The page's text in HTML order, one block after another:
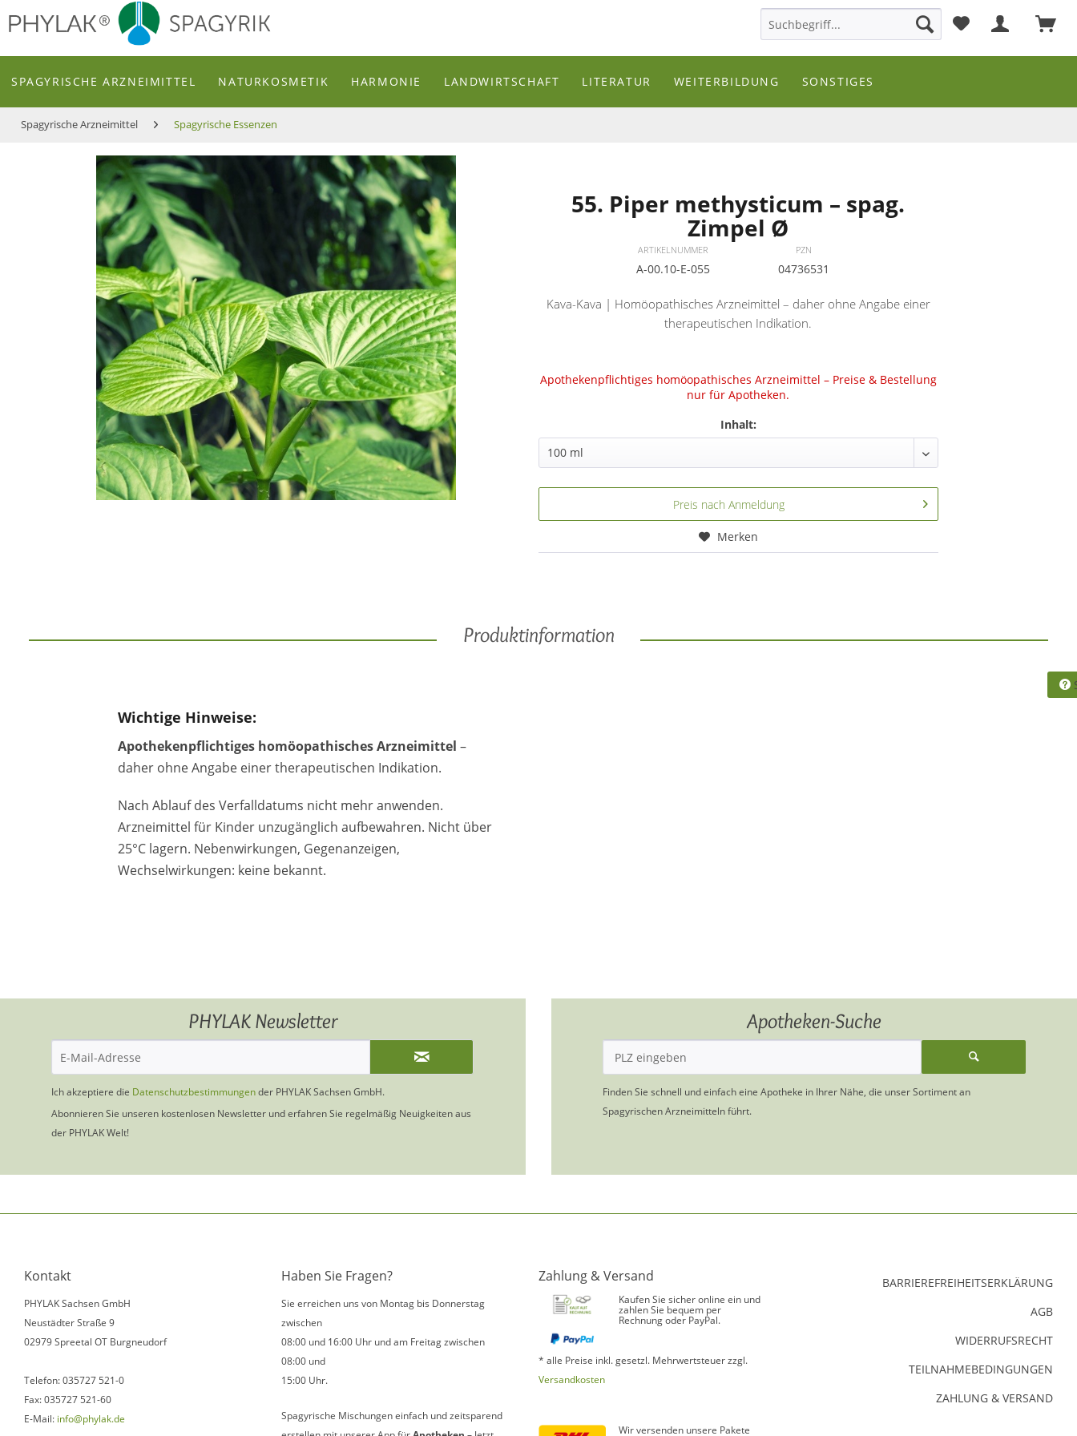
zum Inhalt
SPAGYRISCHE ARZNEIMITTEL NATURKOSMETIK HARMONIE LANDWIRTSCHAFT LITERATUR WEITERBILDUNG SONSTIGES
Spagyrische Arzneimittel Spagyrische Essenzen
55. Piper methysticum – spag.
Zimpel Ø
ARTIKELNUMMER
A-00.10-E-055
PZN
04736531
Kava-Kava | Homöopathisches Arzneimittel – daher ohne Angabe einer
therapeutischen Indikation.
Apothekenpflichtiges homöopathisches Arzneimittel – Preise & Bestellung
nur für Apotheken.
Inhalt:
Preis nach Anmeldung
Merken
Produktinformation
Wichtige Hinweise:
Apothekenpflichtiges homöopathisches Arzneimittel –
daher ohne Angabe einer therapeutischen Indikation.
Nach Ablauf des Verfalldatums nicht mehr anwenden.
Arzneimittel für Kinder unzugänglich aufbewahren. Nicht über
25°C lagern. Nebenwirkungen, Gegenanzeigen,
Wechselwirkungen: keine bekannt.
PHYLAK Newsletter
Ich akzeptiere die Datenschutzbestimmungender PHYLAK Sachsen GmbH.
Abonnieren Sie unseren kostenlosen Newsletter und erfahren Sie regelmäßig Neuigkeiten aus
der PHYLAK Welt!
Apotheken-Suche
Finden Sie schnell und einfach eine Apotheke in Ihrer Nähe, die unser Sortiment an
Spagyrischen Arzneimitteln führt.
Kontakt
PHYLAK Sachsen GmbH
Neustädter Straße 9
02979 Spreetal OT Burgneudorf
Telefon: 035727 521-0
Fax: 035727 521-60
E-Mail: info@phylak.de
Haben Sie Fragen?
Sie erreichen uns von Montag bis Donnerstag
zwischen
08:00 und 16:00 Uhr und am Freitag zwischen
08:00 und
15:00 Uhr.
Spagyrische Mischungen einfach und zeitsparend
Zahlung & Versand
Kaufen Sie sicher online ein und
zahlen Sie bequem per
Rechnung oder PayPal.
* alle Preise inkl. gesetzl. Mehrwertsteuer zzgl.
Versandkosten
Wir versenden unsere Pakete
BARRIEREFREIHEITSERKLÄRUNG
AGB
WIDERRUFSRECHT
TEILNAHMEBEDINGUNGEN
ZAHLUNG & VERSAND